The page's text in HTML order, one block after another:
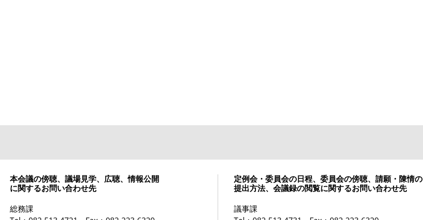
本会議の傍聴、議場見学、広聴、情報公開
に関するお問い合わせ先
総務課
定例会・委員会の日程、委員会の傍聴、請願・陳情の
提出方法、会議録の閲覧に関するお問い合わせ先
議事課